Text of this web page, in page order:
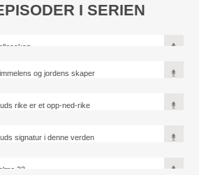
I SERIEN
og jordens skaper
rike er et opp-ned-rike
signatur i denne verden
23